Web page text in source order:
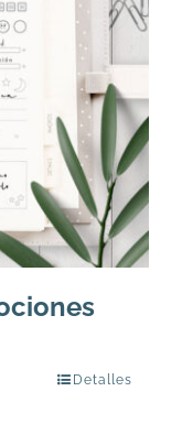
Detalles